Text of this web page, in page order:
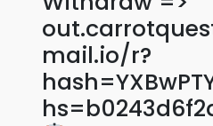
mail.io/r?